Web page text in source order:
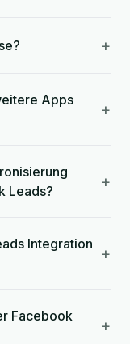
+
Apps
+
Leads?
+
Integration +
Facebook
+